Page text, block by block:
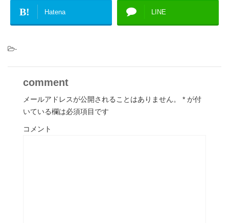
B! Hatena LINE
-
comment
メールアドレスが公開されることはありません。 * が付
いている欄は必須項目です
コメント